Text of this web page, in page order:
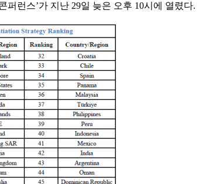
퍼런스’가 지난 29일 늦은 오후 10시에 열렸다.